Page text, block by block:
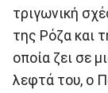
τριγωνική
της Ρόζα και
οποία ζει σε
λεφτά του, ο